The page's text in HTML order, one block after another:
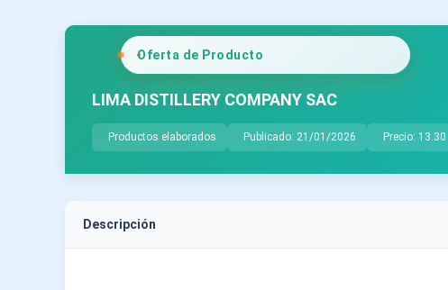
Oferta de Producto
LIMA DISTILLERY COMPANY SAC
Productos elaborados Publicado: 21/01/2026 Precio: 13.30
Descripción